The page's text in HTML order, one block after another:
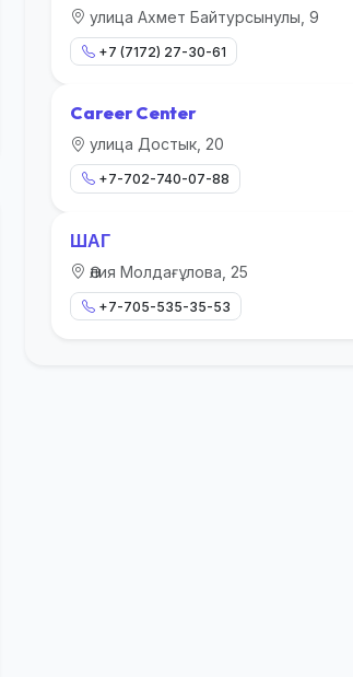
улица Ахмет Байтурсынулы, 9
+7 (7172) 27-30-61
Career Center
улица Достык, 20
+7-702-740-07-88
ШАГ
Әлия Молдағұлова, 25
+7-705-535-35-53